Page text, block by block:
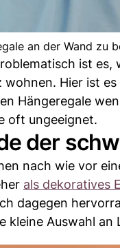
an der Wand zu
ist es,
wohnen. Hier ist
Hängeregale
oft ungeeignet.
der
nach wie vor
als dekoratives
dagegen
kleine Auswahl